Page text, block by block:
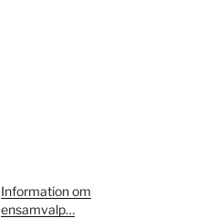
Information om
ensamvalp…